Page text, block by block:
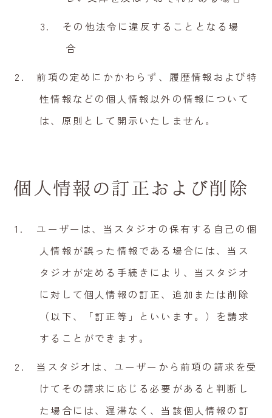
その他法令に違反することとなる場
合
前項の定めにかかわらず、履歴情報および特
性情報などの個人情報以外の情報について
は、原則として開示いたしません。
個人情報の訂正および削除
ユーザーは、当スタジオの保有する自己の個
人情報が誤った情報である場合には、当ス
タジオが定める手続きにより、当スタジオ
に対して個人情報の訂正、追加または削除
（以下、「訂正等」といいます。）を請求
することができます。
当スタジオは、ユーザーから前項の請求を受
けてその請求に応じる必要があると判断し
た場合には、遅滞なく、当該個人情報の訂